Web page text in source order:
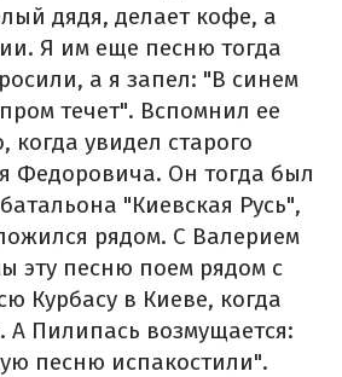
дядя, делает кофе, а
Я им еще песню тогда
а я запел: "В синем
течет". Вспомнил ее
когда увидел старого
Федоровича. Он тогда был
"Киевская Русь",
рядом. С Валерием
эту песню поем рядом с
Курбасу в Киеве, когда
Пилипась возмущается:
песню испакостили".